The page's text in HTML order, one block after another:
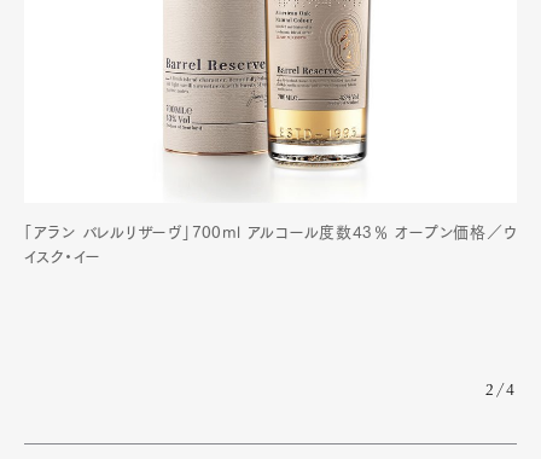
「アラン バレルリザーヴ」700ml アルコール度数43％ オープン価格／ウ
イスク・イー
2/4